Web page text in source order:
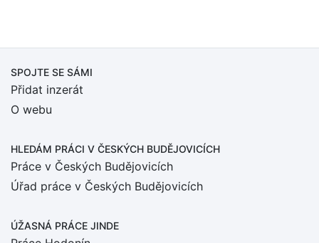
SPOJTE SE SÁMI
Přidat inzerát
O webu
HLEDÁM PRÁCI V ČESKÝCH BUDĚJOVICÍCH
Práce v Českých Budějovicích
Úřad práce v Českých Budějovicích
ÚŽASNÁ PRÁCE JINDE